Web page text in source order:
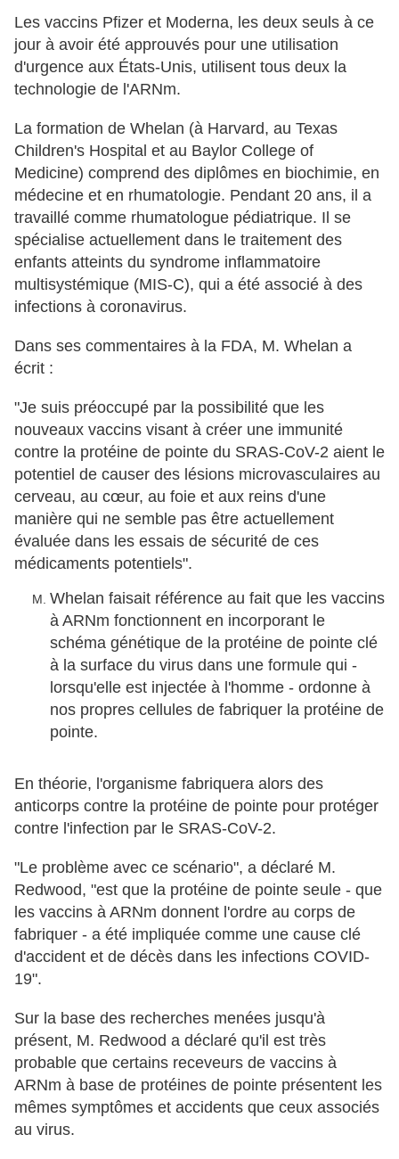
Les vaccins Pfizer et Moderna, les deux seuls à ce
jour à avoir été approuvés pour une utilisation
d'urgence aux États-Unis, utilisent tous deux la
technologie de l'ARNm.
La formation de Whelan (à Harvard, au Texas
Children's Hospital et au Baylor College of
Medicine) comprend des diplômes en biochimie, en
médecine et en rhumatologie. Pendant 20 ans, il a
travaillé comme rhumatologue pédiatrique. Il se
spécialise actuellement dans le traitement des
enfants atteints du syndrome inflammatoire
multisystémique (MIS-C), qui a été associé à des
infections à coronavirus.
Dans ses commentaires à la FDA, M. Whelan a
écrit :
"Je suis préoccupé par la possibilité que les
nouveaux vaccins visant à créer une immunité
contre la protéine de pointe du SRAS-CoV-2 aient le
potentiel de causer des lésions microvasculaires au
cerveau, au cœur, au foie et aux reins d'une
manière qui ne semble pas être actuellement
évaluée dans les essais de sécurité de ces
médicaments potentiels".
Whelan faisait référence au fait que les vaccins
à ARNm fonctionnent en incorporant le
schéma génétique de la protéine de pointe clé
à la surface du virus dans une formule qui -
lorsqu'elle est injectée à l'homme - ordonne à
nos propres cellules de fabriquer la protéine de
pointe.
En théorie, l'organisme fabriquera alors des
anticorps contre la protéine de pointe pour protéger
contre l'infection par le SRAS-CoV-2.
"Le problème avec ce scénario", a déclaré M.
Redwood, "est que la protéine de pointe seule - que
les vaccins à ARNm donnent l'ordre au corps de
fabriquer - a été impliquée comme une cause clé
d'accident et de décès dans les infections COVID-
19".
Sur la base des recherches menées jusqu'à
présent, M. Redwood a déclaré qu'il est très
probable que certains receveurs de vaccins à
ARNm à base de protéines de pointe présentent les
mêmes symptômes et accidents que ceux associés
au virus.